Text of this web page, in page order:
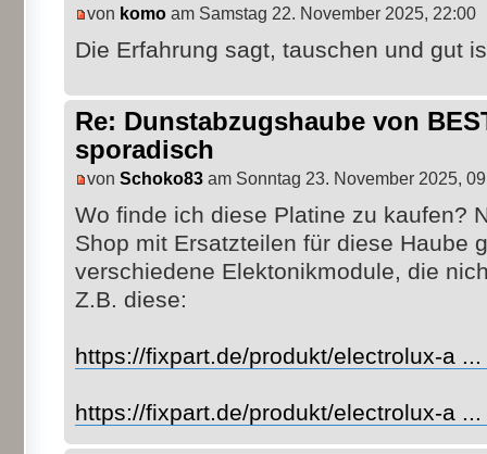
von komo am Samstag 22. November 2025, 22:00
Die Erfahrung sagt, tauschen und gut
Re: Dunstabzugshaube von
sporadisch
von Schoko83 am Sonntag 23. November 2025,
Wo finde ich diese Platine zu kaufen?
Shop mit Ersatzteilen für diese Haube
verschiedene Elektonikmodule, die
Z.B. diese:
https://fixpart.de/produkt/electrolux-a
https://fixpart.de/produkt/electrolux-a